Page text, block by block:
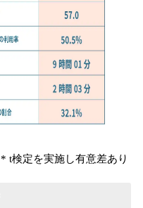
有意差あり